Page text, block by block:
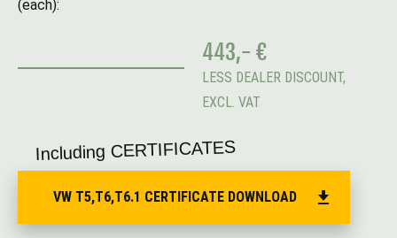
(each):
443,- €
LESS DEALER DISCOUNT,
EXCL. VAT
Including CERTIFICATES
VW T5,T6,T6.1 CERTIFICATE DOWNLOAD